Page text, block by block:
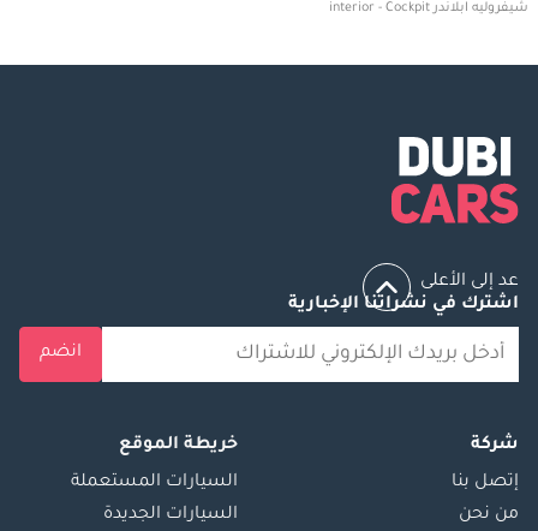
شيفروليه ابلاندر interior - Cockpit
عد إلى الأعلى
اشترك في نشراتنا الإخبارية
انضم
شركة
إتصل بنا
من نحن
خريطة الموقع
السيارات المستعملة
السيارات الجديدة